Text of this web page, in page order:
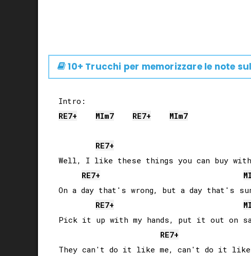
10+ Trucchi per memorizzare le note su
RE7+ MIm7 RE7+ MIm7
RE7+
Well, I like these things you can buy with
RE7+ MI
On a day that's wrong, but a day that's
RE7+ MI
Pick it up with my hands, put it out on
RE7+
They can't do it like me, can't do it like